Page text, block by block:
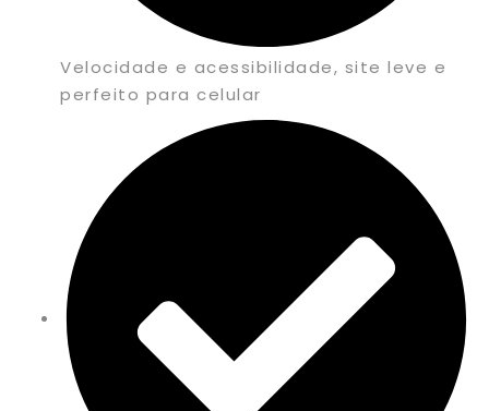
Velocidade e acessibilidade, site leve e
perfeito para celular